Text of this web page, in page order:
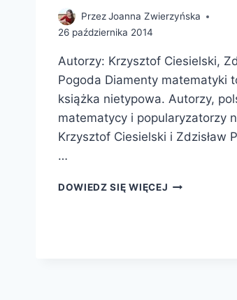
PrzezJoanna Zwierzyńska
26 października 2014
Autorzy: Krzysztof Ciesielski,
Pogoda Diamenty matematyki
książka nietypowa. Autorzy,
matematycy i popularyzatorzy
Krzysztof Ciesielski i Zdzisław
…
DOWIEDZ SIĘ WIĘCEJ DIAMENTY